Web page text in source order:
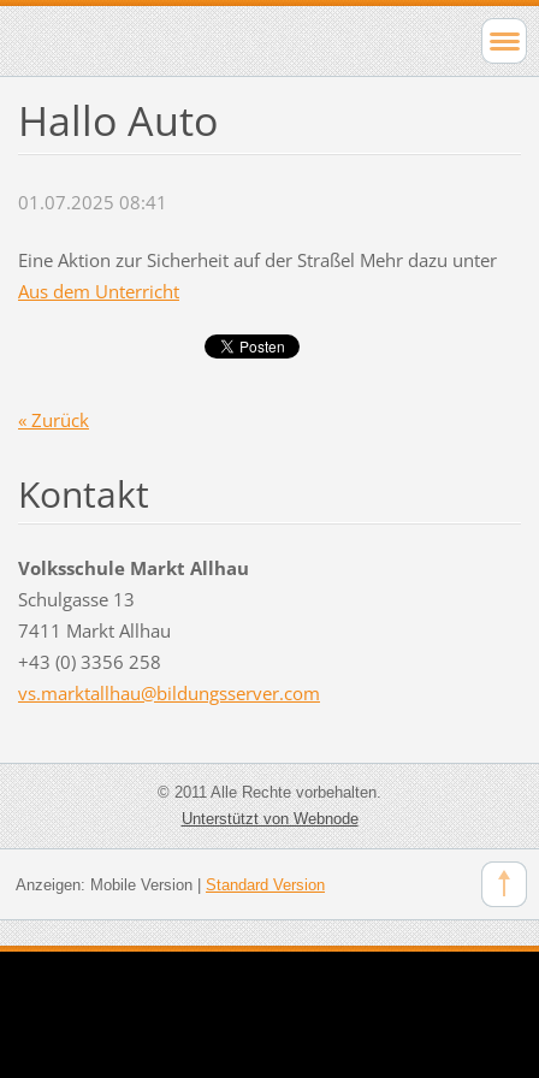
Hallo Auto
01.07.2025 08:41
Eine Aktion zur Sicherheit auf der Straßel Mehr dazu unter
Aus dem Unterricht
« Zurück
Kontakt
Volksschule Markt Allhau
Schulgasse 13
7411 Markt Allhau
+43 (0) 3356 258
vs.marktallhau@bildungsserver.com
© 2011 Alle Rechte vorbehalten.
Unterstützt von Webnode
Anzeigen: Mobile Version| Standard Version